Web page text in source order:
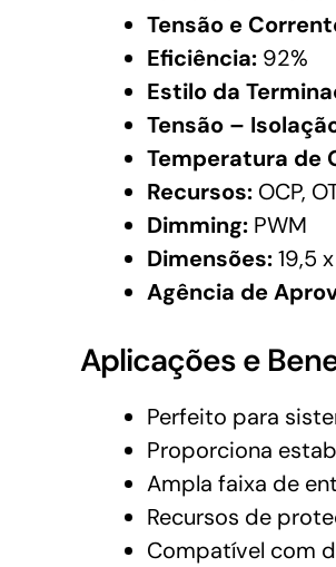
Tensão e
Eficiência: 92%
Estilo da
Tensão –
Temperatura de
Recursos: OCP,
Dimming: PWM
Dimensões:19,5
Agência de
Aplicações e
Perfeito para
Proporciona
Ampla faixa de
Recursos de
Compatível com